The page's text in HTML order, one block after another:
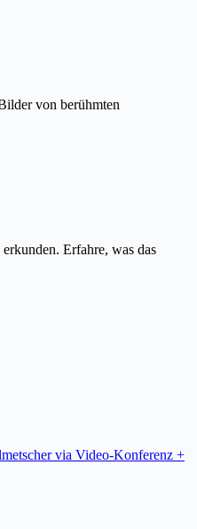
von berühmten
Erfahre, was das
via Video-Konferenz +